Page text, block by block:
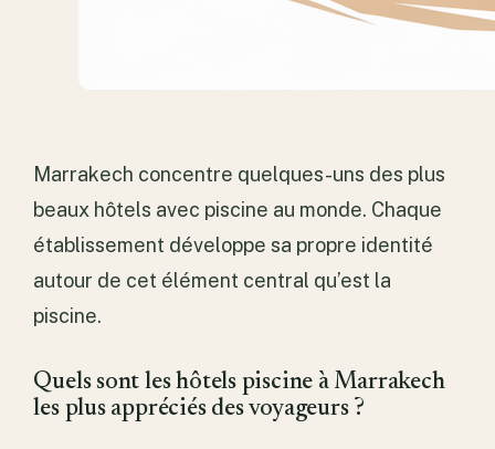
Marrakech concentre quelques-uns des plus
beaux hôtels avec piscine au monde. Chaque
établissement développe sa propre identité
autour de cet élément central qu’est la
piscine.
Quels sont les hôtels piscine à Marrakech
les plus appréciés des voyageurs ?